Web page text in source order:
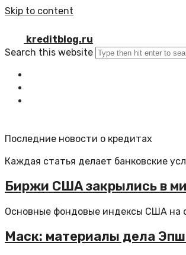
Skip to content
kreditblog.ru
Search this website
Последние новости о кредитах
Каждая статья делает банковские
Биржи США закрылись в
Основные фондовые индексы США на
Маск: материалы дела